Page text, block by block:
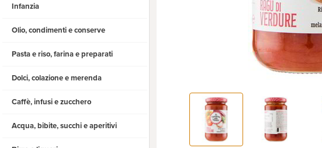
Infanzia
Olio, condimenti e conserve
Pasta e riso, farina e preparati
Dolci, colazione e merenda
Caffè, infusi e zucchero
Acqua, bibite, succhi e aperitivi